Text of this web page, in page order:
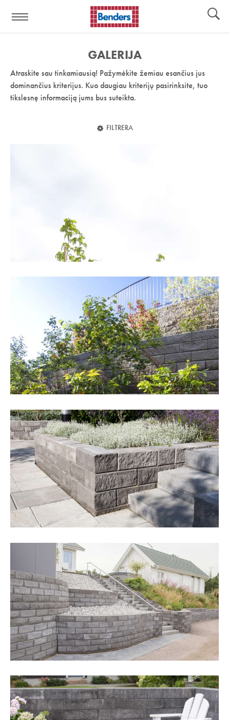
nuoroda:
GALERIJA
Atraskite sau tinkamiausią! Pažymėkite žemiau esančius jus
dominančius kriterijus. Kuo daugiau kriterijų pasirinksite, tuo
tikslesnę informaciją jums bus suteikta.
FILTRERA